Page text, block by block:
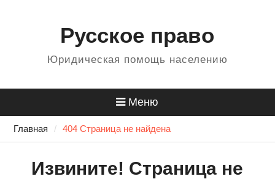
Русское право
Юридическая помощь населению
Меню
Главная 404 Страница не найдена
Извините! Страница не
сайту: 484499@cp9.ru